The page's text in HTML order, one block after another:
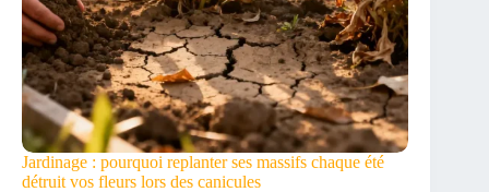
Jardinage : pourquoi replanter ses massifs chaque été
détruit vos fleurs lors des canicules